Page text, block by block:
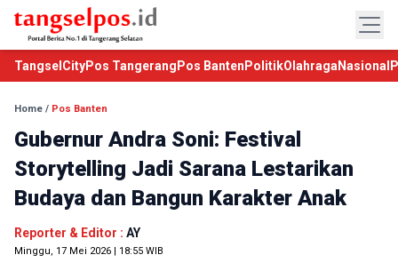
TangselCityPos Tangerang Pos Banten PolitikOlahraga Nasional
Home / Pos Banten
Gubernur Andra Soni: Festival
Storytelling Jadi Sarana Lestarikan
Budaya dan Bangun Karakter Anak
Reporter & Editor : AY
Minggu, 17 Mei 2026 | 18:55 WIB